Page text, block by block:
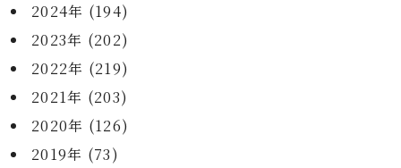
2024年 (194)
2023年 (202)
2022年 (219)
2021年 (203)
2020年 (126)
2019年 (73)